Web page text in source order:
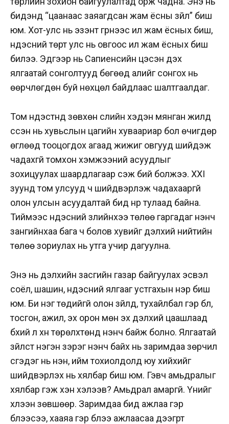
бидэнд “цаанаас заяагдсан жам ёсны зүйл” биш
юм. Хот-улс нь эзэнт гүрнээс илүү жам ёсных биш,
үндэсний төрт улс нь овгоос илүү жам ёсных биш
билээ. Эдгээр нь Сапиенсийн цэсэн дэх
ялгаатай сонголтууд бөгөөд алийг сонгох нь
өөрчлөгдөн буй нөхцөл байдлаас шалтгаалдаг.
Том үндэстнүүд зөвхөн сүүлийн хэдэн мянган жилд
үүссэн нь хувьслын цагийн хуваариар бол өчигдөр
өглөөд тооцогдох агаад жижиг овгууд шийдэж
чадахгүй томхон хэмжээний асуудлыг
зохицуулах шаардлагаар үүсэж бий болжээ. XXI
зуунд том улсууд ч шийдвэрлэж чадахааргүй
олон улсын асуудалтай бид нүүр тулаад байна.
Тиймээс үндэсний үзлийнхээ төлөө гаргадаг үнэнч
зангийнхаа бага ч болов хувийг дэлхий нийтийн
төлөө зориулах нь утга учир дагуулна.
Энэ нь дэлхийн засгийн газар байгуулах эсвэл
соёл, шашин, үндэсний ялгааг устгахын нэр биш
юм. Би нэг төдийгүй олон зүйлд, тухайлбал гэр бүл,
тосгон, ажил, эх орон мөн эх дэлхий цаашлаад
бүхий л хүн төрөлхтөнд үнэнч байж болно. Ялгаатай
зүйлст нэгэн зэрэг үнэнч байх нь заримдаа зөрчил
үүсгэдэг нь үнэн, ийм тохиолдолд юу хийхийг
шийдвэрлэх нь хялбар биш юм. Гэвч амьдралыг
хялбар гэж хэн хэлээв? Амьдрал амаргүй. Үүнийг
хүлээн зөвшөөр. Заримдаа бид ажлаа гэр
бүлээсээ, хааяа гэр бүлээ ажлаасаа дээгүүрт